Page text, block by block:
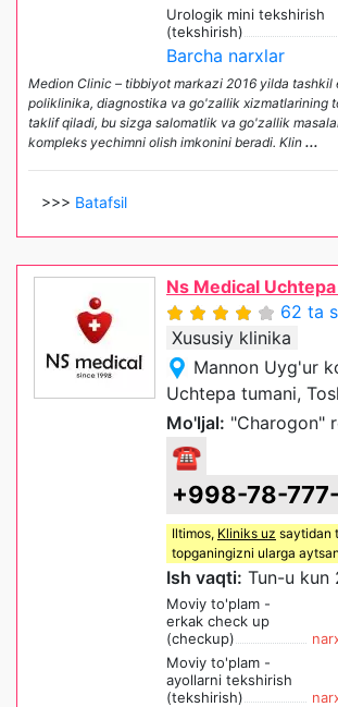
Urologik mini tekshirish
(tekshirish)
Barcha narxlar
Medion Сlinic – tibbiyot markazi 2016 yilda tashkil
poliklinika, diagnostika va go'zallik xizmatlarining
taklif qiladi, bu sizga salomatlik va go'zallik
kompleks yechimni olish imkonini beradi. Klin ...
>>> Batafsil
Ns Medical
62 ta
Xususiy klinika
Mannon Uyg'ur
Uchtepa tumani,
Mo'ljal: "Charogon"
☎
+998-78-
Iltimos, Kliniks uz saytidan
topganingizni ularga
Ish vaqti: Tun-u kun
Moviy to'plam -
erkak check up
(checkup)
Moviy to'plam -
ayollarni tekshirish
(tekshirish)